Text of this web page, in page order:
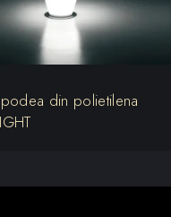
din polietilena